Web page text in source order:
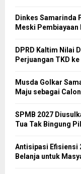
Dinkes Samarinda
Meski
DPRD Kaltim Nilai
Perjuangan TKD
Musda Golkar
Maju sebagai
SPMB 2027
Tua Tak Bingung
Antisipasi Efisiensi
Belanja untuk